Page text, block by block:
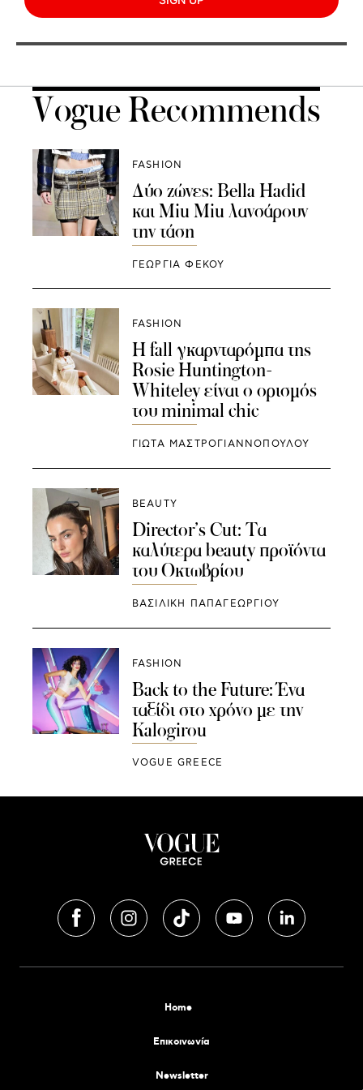
Vogue Recommends
FASHION
Δύο ζώνες: Bella Hadid
και Miu Miu λανσάρουν
την τάση
ΓΕΩΡΓΙΑ ΦΕΚΟΥ
FASHION
Η fall γκαρνταρόμπα της
Rosie Huntington-
Whiteley είναι ο ορισμός
του minimal chic
ΓΙΩΤΑ ΜΑΣΤΡΟΓΙΑΝΝΟΠΟΥΛΟΥ
BEAUTY
Director’s Cut: Τα
καλύτερα beauty προϊόντα
του Οκτωβρίου
ΒΑΣΙΛΙΚΗ ΠΑΠΑΓΕΩΡΓΙΟΥ
FASHION
Back to the Future: Ένα
ταξίδι στο χρόνο με την
Kalogirou
VOGUE GREECE
Home
Επικοινωνία
Newsletter